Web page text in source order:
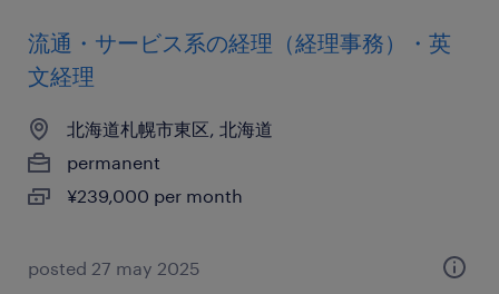
流通・サービス系の経理（経理事務）・英
文経理
北海道札幌市東区, 北海道
permanent
¥239,000 per month
posted 27 may 2025